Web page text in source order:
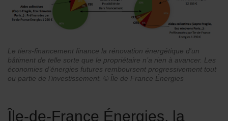
Le tiers-financement finance la rénovation énergétique d'un
bâtiment de telle sorte que le propriétaire n’a rien à avancer. Les
économies d’énergies futures remboursent progressivement tout
ou partie de l’investissement. © Île de France Énergies
Île-de-France Énergies, la